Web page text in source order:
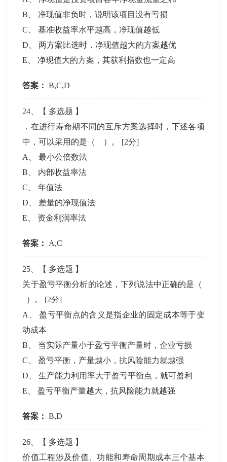
B 、净现值非负时，说明该项目没有亏损
C 、基准收益率水平越高，净现值越低
D 、两方案比选时，净现值越大的方案越优
E 、净现值大的方案，其获利指数也一定高
答案： B,C,D
24 、【 多选题 】
．在进行寿命期不同的互斥方案选择时，下述各项
中，可以采用的是（ ）。 [2分]
A
、最小公倍数法
B
内部收益率法
C 、年值法
D
差量的净现值法
E
资金利润率法
答案： A,C
25 、【 多选题 】
关于盈亏平衡分析的论述，下列说法中正确的是（
）。 [2分]
A
、盈亏平衡点的含义是指企业的固定成本等于变
动成本
B
当实际产量小于盈亏平衡产量时，企业亏损
C 、盈亏平衡，产量越小，抗风险能力就越强
D 、生产能力利用率大于盈亏平衡点，就可盈利
E 、盈亏平衡产量越大，抗风险能力就越强
答案： B,D
26 、【 多选题 】
价值工程涉及价值、功能和寿命周期成本三个基本